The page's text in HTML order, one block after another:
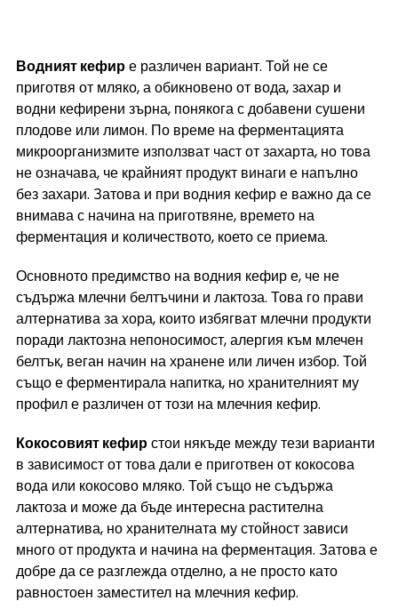
Водният кефир е различен вариант. Той не се
приготвя от мляко, а обикновено от вода, захар и
водни кефирени зърна, понякога с добавени сушени
плодове или лимон. По време на ферментацията
микроорганизмите използват част от захарта, но това
не означава, че крайният продукт винаги е напълно
без захари. Затова и при водния кефир е важно да се
внимава с начина на приготвяне, времето на
ферментация и количеството, което се приема.
Основното предимство на водния кефир е, че не
съдържа млечни белтъчини и лактоза. Това го прави
алтернатива за хора, които избягват млечни продукти
поради лактозна непоносимост, алергия към млечен
белтък, веган начин на хранене или личен избор. Той
също е ферментирала напитка, но хранителният му
профил е различен от този на млечния кефир.
Кокосовият кефир стои някъде между тези варианти
в зависимост от това дали е приготвен от кокосова
вода или кокосово мляко. Той също не съдържа
лактоза и може да бъде интересна растителна
алтернатива, но хранителната му стойност зависи
много от продукта и начина на ферментация. Затова е
добре да се разглежда отделно, а не просто като
равностоен заместител на млечния кефир.